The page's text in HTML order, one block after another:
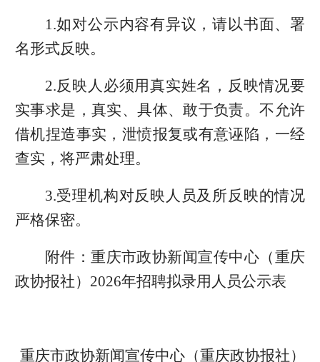
1.如对公示内容有异议，请以书面、署
名形式反映。
2.反映人必须用真实姓名，反映情况要
实事求是，真实、具体、敢于负责。不允许
借机捏造事实，泄愤报复或有意诬陷，一经
查实，将严肃处理。
3.受理机构对反映人员及所反映的情况
严格保密。
附件：重庆市政协新闻宣传中心（重庆
政协报社）2026年招聘拟录用人员公示表
重庆市政协新闻宣传中心（重庆政协报社）